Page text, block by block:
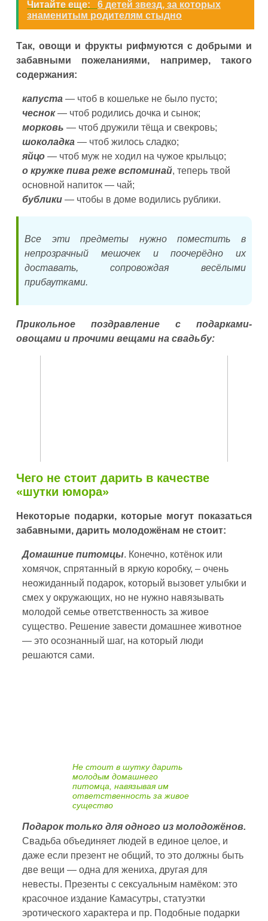
Читайте еще:
6 детей звезд, за которых
знаменитым родителям стыдно
Так, овощи и фрукты рифмуются с добрыми и
забавными пожеланиями, например, такого
содержания:
капуста — чтоб в кошельке не было пусто;
чеснок— чтоб родились дочка и сынок;
морковь — чтоб дружили тёща и свекровь;
шоколадка — чтоб жилось сладко;
яйцо — чтоб муж не ходил на чужое крыльцо;
о кружке пива реже вспоминай, теперь твой
основной напиток — чай;
бублики — чтобы в доме водились рублики.
Все эти предметы нужно поместить в
непрозрачный мешочек и поочерёдно их
доставать, сопровождая весёлыми
прибаутками.
Прикольное поздравление с подарками-
овощами и прочими вещами на свадьбу:
Чего не стоит дарить в качестве
«шутки юмора»
Некоторые подарки, которые могут показаться
забавными, дарить молодожёнам не стоит:
Домашние питомцы. Конечно, котёнок или
хомячок, спрятанный в яркую коробку, – очень
неожиданный подарок, который вызовет улыбки и
смех у окружающих, но не нужно навязывать
молодой семье ответственность за живое
существо. Решение завести домашнее животное
— это осознанный шаг, на который люди
решаются сами.
Не стоит в шутку дарить
молодым домашнего
питомца, навязывая им
ответственность за живое
существо
Подарок только для одного из молодожёнов.
Свадьба объединяет людей в единое целое, и
даже если презент не общий, то это должны быть
две вещи — одна для жениха, другая для
невесты. Презенты с сексуальным намёком: это
красочное издание Камасутры, статуэтки
эротического характера и пр. Подобные подарки